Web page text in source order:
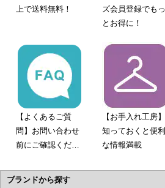
上で送料無料！
ズ会員登録でもっ
とお得に！
【よくあるご質
問】お問い合わせ
前にご確認くださ
【お手入れ工房】
知っておくと便利
な情報満載
ブランドから探す